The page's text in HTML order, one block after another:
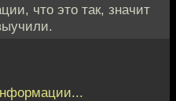
что это так, значит